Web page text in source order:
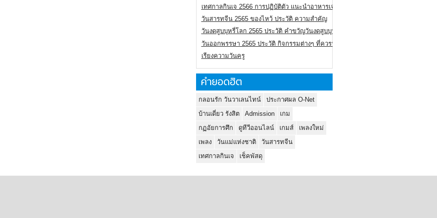
เทศกาลกินเจ 2566 การปฏิบัติตัว แนะนำอาหารเจ
วันสารทจีน 2565 ของไหว้ ประวัติ ความสำคัญ
วันงดสูบบุหรี่โลก 2565 ประวัติ คำขวัญวันงดสูบบุหรี่โลก
วันออกพรรษา 2565 ประวัติ กิจกรรมต่างๆ ที่ควรปฏิบัติ
เรียงความวันครู
คำยอดฮิต
กลอนรัก วันวาเลนไทน์
ประกาศผล O-Net
บ้านเดี่ยว รังสิต
Admission
เกม
กฏอัยการศึก
ดูทีวีออนไลน์ เกมส์
เพลงใหม่
เพลง
วันแม่แห่งชาติ
วันสารทจีน
เทศกาลกินเจ
เช็คพัสดุ